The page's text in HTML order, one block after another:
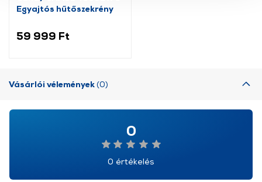
használatával Ön elfogadja a cookie-k használatát.
Egyajtós hűtőszekrény
59 999 Ft
Vásárlói vélemények(0)
0
0 értékelés